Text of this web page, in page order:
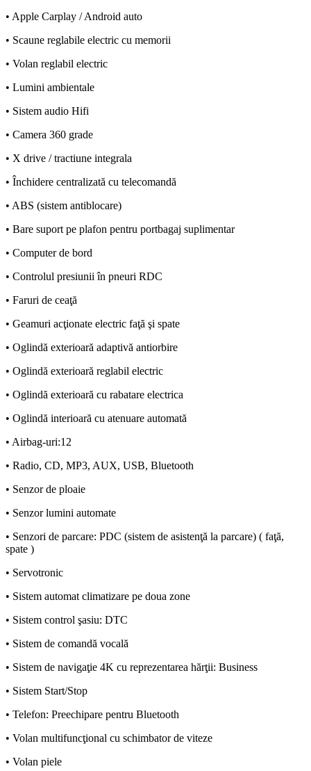
• Apple Carplay / Android auto
• Scaune reglabile electric cu memorii
• Volan reglabil electric
• Lumini ambientale
• Sistem audio Hifi
• Camera 360 grade
• X drive / tractiune integrala
• Închidere centralizată cu telecomandă
• ABS (sistem antiblocare)
• Bare suport pe plafon pentru portbagaj suplimentar
• Computer de bord
• Controlul presiunii în pneuri RDC
• Faruri de ceaţă
• Geamuri acţionate electric faţă şi spate
• Oglindă exterioară adaptivă antiorbire
• Oglindă exterioară reglabil electric
• Oglindă exterioară cu rabatare electrica
• Oglindă interioară cu atenuare automată
• Airbag-uri:12
• Radio, CD, MP3, AUX, USB, Bluetooth
• Senzor de ploaie
• Senzor lumini automate
• Senzori de parcare: PDC (sistem de asistenţă la parcare) ( faţă,
spate )
• Servotronic
• Sistem automat climatizare pe doua zone
• Sistem control şasiu: DTC
• Sistem de comandă vocală
• Sistem de navigaţie 4K cu reprezentarea hărţii: Business
• Sistem Start/Stop
• Telefon: Preechipare pentru Bluetooth
• Volan multifuncţional cu schimbator de viteze
• Volan piele